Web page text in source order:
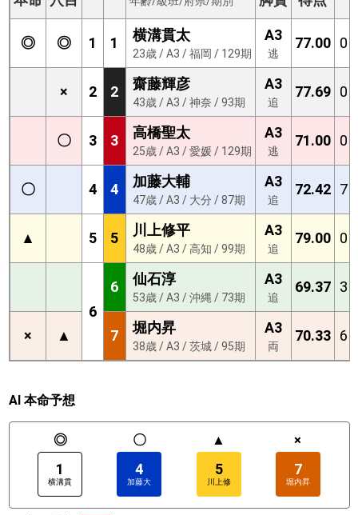
◎ ◎ 1 1 横溝貫太
23歳 / A3 / 福岡 / 129期
A3
逃
77.00 0
× 2 2 齋藤輝彦
43歳 / A3 / 神奈 / 93期
A3
追
77.69 0
〇 3 3 高橋聖太
25歳 / A3 / 愛媛 / 129期
A3
逃
71.00 0
〇 4 4 加藤大輔
47歳 / A3 / 大分 / 87期
A3
追
72.42 7
▲ 5 5 川上修平
48歳 / A3 / 高知 / 99期
A3
追
79.00 0
6
6 仙石淳
53歳 / A3 / 沖縄 / 73期
A3
追
69.37 3
× ▲ 7 堀内昇
38歳 / A3 / 茨城 / 95期
A3
両
70.33 6
AI 本命予想
◎
1
横溝貫
〇
4
加藤大
▲
5
川上修
×
7
堀内昇